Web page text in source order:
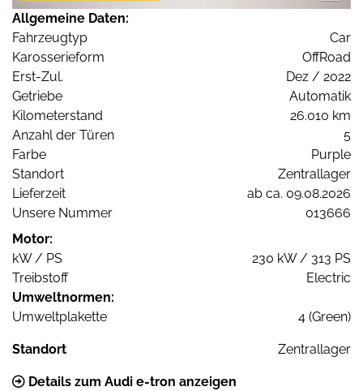
Allgemeine Daten:
Fahrzeugtyp
Car
Karosserieform
OffRoad
Erst-Zul.
Dez / 2022
Getriebe
Automatik
Kilometerstand
26.010 km
Anzahl der Türen
5
Farbe
Purple
Standort
Zentrallager
Lieferzeit
ab ca. 09.08.2026
Unsere Nummer
013666
Motor:
kW / PS
230 kW / 313 PS
Treibstoff
Electric
Umweltnormen:
Umweltplakette
4 (Green)
Standort Zentrallager
Details zum Audi e-tron anzeigen